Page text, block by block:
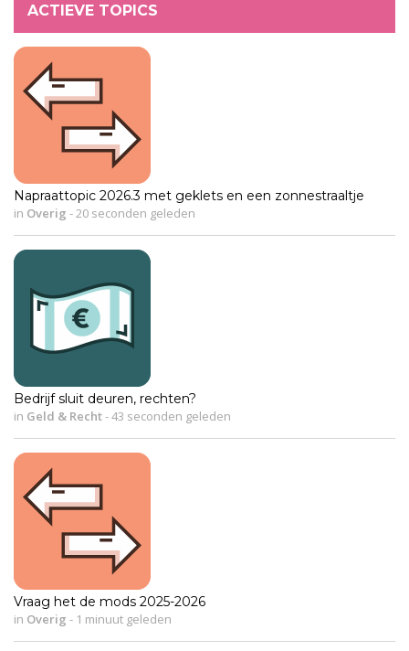
ACTIEVE TOPICS
Napraattopic 2026.3 met geklets en een zonnestraaltje
in Overig -20 seconden geleden
Bedrijf sluit deuren, rechten?
in Geld & Recht-43 seconden geleden
Vraag het de mods 2025-2026
in Overig - 1 minuut geleden